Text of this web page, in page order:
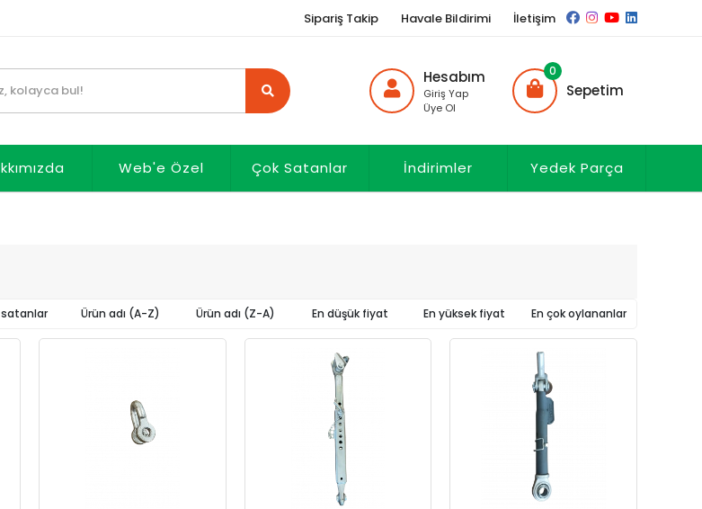
Sipariş Takip Havale Bildirimi İletişim
Hesabım
Giriş Yap
Üye Ol
Sepetim
0
Web'e Özel Çok Satanlar İndirimler Yedek Parça
satanlar Ürün adı (A-Z) Ürün adı (Z-A) En düşük fiyat En yüksek fiyat En çok oylananlar